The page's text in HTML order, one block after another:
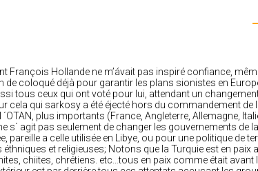
François Hollande ne m’ávait pas inspiré confiance,
de coloqué déjà pour garantir les plans sionistes en
tous ceux qui ont voté pour lui, attendant un
cela qui sarkosy a été éjecté hors du commandement de
plus importants (France, Angleterre, Allemagne,
s´ agit pas seulement de changer les gouvernements de
pareille a celle utilisée en Libye, ou pour une politique de
et religieuses; Notons que la Turquie est en paix
chiites, chrétiens. etc…tous en paix comme était avant